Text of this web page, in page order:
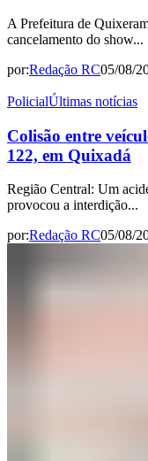
A Prefeitura de
cancelamento do show...
por:Redação RC05/08/
PolicialÚltimas notícias
Colisão entre
122, em Quixadá
Região Central: Um
provocou a interdição...
por:Redação RC05/08/